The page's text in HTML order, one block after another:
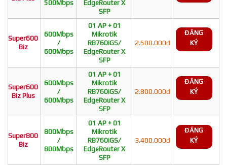
500Mbps
EdgeRouter X
SFP
Super600
Biz
600Mbps
/
600Mbps
01 AP + 01
Mikrotik
RB760iGS/
EdgeRouter X
SFP
2.500.000đ
ĐĂNG
KÝ
Super600
Biz Plus
600Mbps
/
600Mbps
01 AP + 01
Mikrotik
RB760iGS/
EdgeRouter X
SFP
2.800.000đ
ĐĂNG
KÝ
Super800
Biz
800Mbps
/
800Mbps
01 AP + 01
Mikrotik
RB760iGS/
EdgeRouter X
SFP
3.400.000đ
ĐĂNG
KÝ